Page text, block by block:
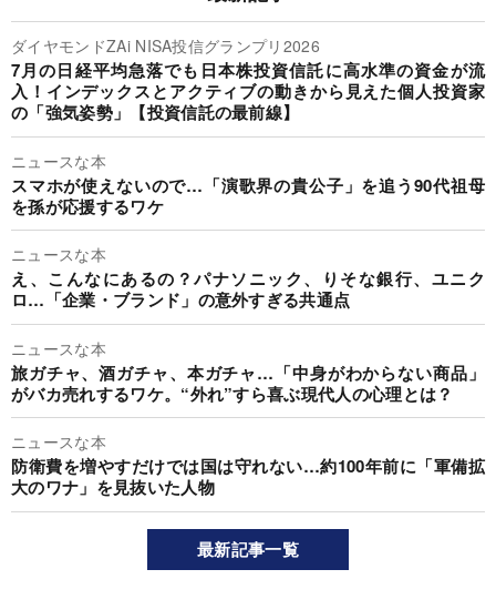
ダイヤモンドZAi NISA投信グランプリ2026
7月の日経平均急落でも日本株投資信託に高水準の資金が流
入！インデックスとアクティブの動きから見えた個人投資家
の「強気姿勢」【投資信託の最前線】
ニュースな本
スマホが使えないので…「演歌界の貴公子」を追う90代祖母
を孫が応援するワケ
ニュースな本
え、こんなにあるの？パナソニック、りそな銀行、ユニク
ロ…「企業・ブランド」の意外すぎる共通点
ニュースな本
旅ガチャ、酒ガチャ、本ガチャ…「中身がわからない商品」
がバカ売れするワケ。“外れ”すら喜ぶ現代人の心理とは？
ニュースな本
防衛費を増やすだけでは国は守れない…約100年前に「軍備拡
大のワナ」を見抜いた人物
最新記事一覧